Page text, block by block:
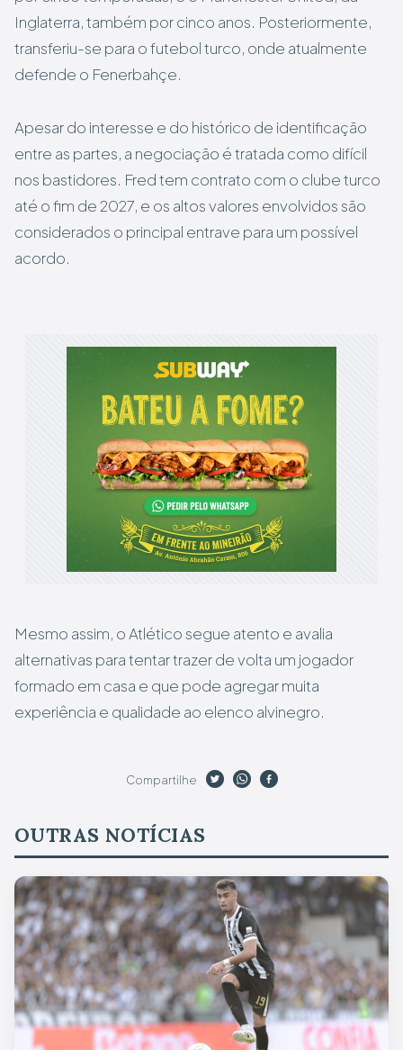
Inglaterra, também por cinco anos. Posteriormente,
transferiu-se para o futebol turco, onde atualmente
defende o Fenerbahçe.
Apesar do interesse e do histórico de identificação
entre as partes, a negociação é tratada como difícil
nos bastidores. Fred tem contrato com o clube turco
até o fim de 2027, e os altos valores envolvidos são
considerados o principal entrave para um possível
acordo.
Mesmo assim, o Atlético segue atento e avalia
alternativas para tentar trazer de volta um jogador
formado em casa e que pode agregar muita
experiência e qualidade ao elenco alvinegro.
Compartilhe
OUTRAS NOTÍCIAS